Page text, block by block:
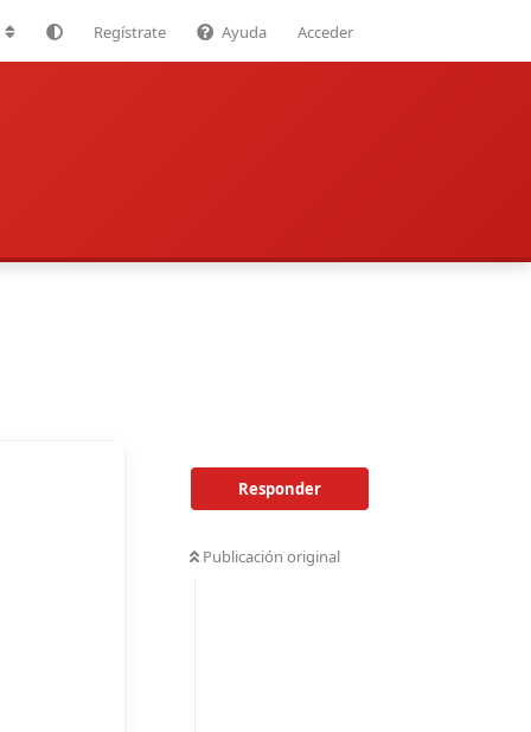
Regístrate Ayuda Acceder
Responder
Publicación original